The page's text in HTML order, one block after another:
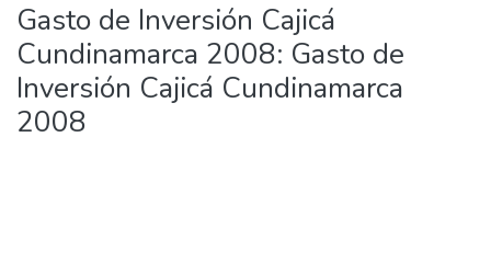
Gasto de Inversión Cajicá
Cundinamarca 2008: Gasto de
Inversión Cajicá Cundinamarca
2008